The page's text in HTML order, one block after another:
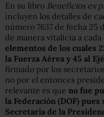
En su libro Beneficios ex
incluyen los detalles de
número 7637 de fecha 25
de manera vitalicia a
elementos de los cuales
la Fuerza Aérea y 45 al
firmado por los
no por el entonces
relevante es que no fue
la Federación (DOF)
Secretaría de la